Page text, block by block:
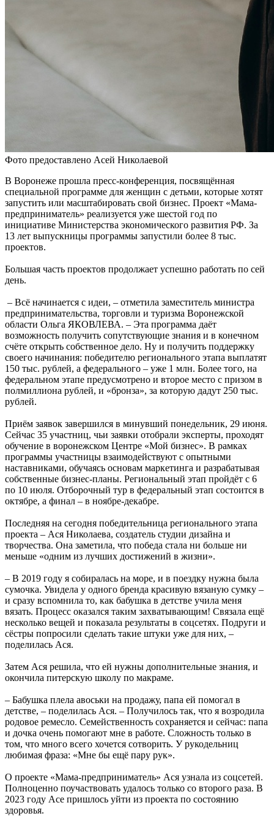
Фото предоставлено Асей Николаевой
В Воронеже прошла пресс-конференция, посвящённая
специальной программе для женщин с детьми, которые хотят
запустить или масштабировать свой бизнес. Проект «Мама-
предприниматель» реализуется уже шестой год по
инициативе Министерства экономического развития РФ. За
13 лет выпускницы программы запустили более 8 тыс.
проектов.
Большая часть проектов продолжает успешно работать по сей
день.
– Всё начинается с идеи, – отметила заместитель министра
предпринимательства, торговли и туризма Воронежской
области Ольга ЯКОВЛЕВА. – Эта программа даёт
возможность получить сопутствующие знания и в конечном
счёте открыть собственное дело. Ну и получить поддержку
своего начинания: победителю регионального этапа выплатят
150 тыс. рублей, а федерального – уже 1 млн. Более того, на
федеральном этапе предусмотрено и второе место с призом в
полмиллиона рублей, и «бронза», за которую дадут 250 тыс.
рублей.
Приём заявок завершился в минувший понедельник, 29 июня.
Сейчас 35 участниц, чьи заявки отобрали эксперты, проходят
обучение в воронежском Центре «Мой бизнес». В рамках
программы участницы взаимодействуют с опытными
наставниками, обучаясь основам маркетинга и разрабатывая
собственные бизнес-планы. Региональный этап пройдёт с 6
по 10 июля. Отборочный тур в федеральный этап состоится в
октябре, а финал – в ноябре-декабре.
Последняя на сегодня победительница регионального этапа
проекта – Ася Николаева, создатель студии дизайна и
творчества. Она заметила, что победа стала ни больше ни
меньше «одним из лучших достижений в жизни».
– В 2019 году я собиралась на море, и в поездку нужна была
сумочка. Увидела у одного бренда красивую вязаную сумку –
и сразу вспомнила то, как бабушка в детстве учила меня
вязать. Процесс оказался таким захватывающим! Связала ещё
несколько вещей и показала результаты в соцсетях. Подруги и
сёстры попросили сделать такие штуки уже для них, –
поделилась Ася.
Затем Ася решила, что ей нужны дополнительные знания, и
окончила питерскую школу по макраме.
– Бабушка плела авоськи на продажу, папа ей помогал в
детстве, – поделилась Ася. – Получилось так, что я возродила
родовое ремесло. Семейственность сохраняется и сейчас: папа
и дочка очень помогают мне в работе. Сложность только в
том, что много всего хочется сотворить. У рукодельниц
любимая фраза: «Мне бы ещё пару рук».
О проекте «Мама-предприниматель» Ася узнала из соцсетей.
Полноценно поучаствовать удалось только со второго раза. В
2023 году Асе пришлось уйти из проекта по состоянию
здоровья.